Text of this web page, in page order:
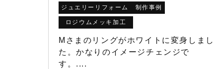
ジュエリーリフォーム 制作事例
ロジウムメッキ加工
Mさまのリングがホワイトに変身しまし
た。かなりのイメージチェンジで
す。....